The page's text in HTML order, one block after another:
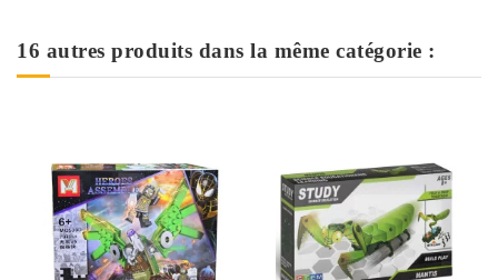
16 autres produits dans la même catégorie :